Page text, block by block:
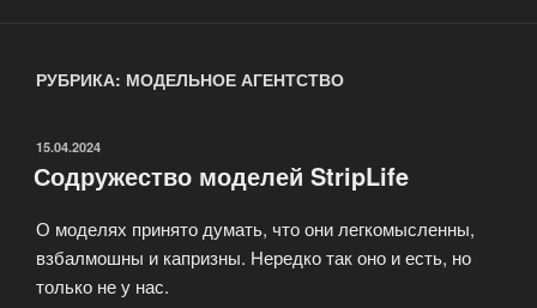
РУБРИКА: МОДЕЛЬНОЕ АГЕНТСТВО
ОПУБЛИКОВАНО
15.04.2024
Содружество моделей StripLife
О моделях принято думать, что они легкомысленны,
взбалмошны и капризны. Нередко так оно и есть, но
только не у нас.